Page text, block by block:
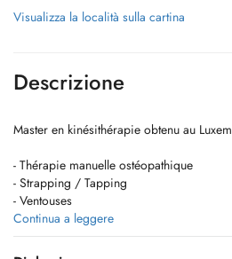
Visualizza la località sulla cartina
Descrizione
Master en kinésithérapie obtenu au
- Thérapie manuelle ostéopathique
- Strapping / Tapping
- Ventouses
- Crochetage et scrapping
- Soigner les tendinites avec les ondes
- Traiter l'endométriose par laser
Continua a leggere